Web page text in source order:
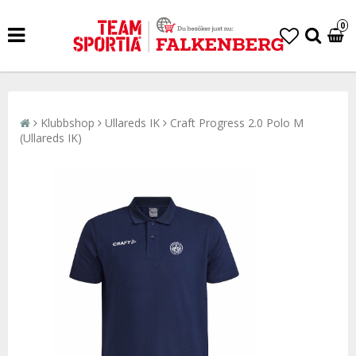
0
Klubbshop Ullareds IK
Craft Progress 2.0 Polo M
(Ullareds IK)